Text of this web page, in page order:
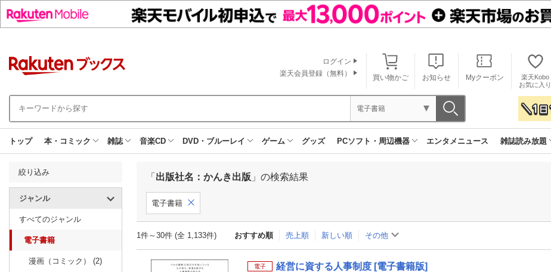
買い物かご お知らせ Myクーポン
楽天Kobo
お気に入り
ログイン
楽天会員登録（無料）
電子書籍
トップ 本・コミック 雑誌 音楽CD DVD・ブルーレイ ゲーム グッズ PCソフト・周辺機器 エンタメニュース 雑誌読み放題
絞り込み
ジャンル
すべてのジャンル
電子書籍
漫画（コミック） (2)
「 出版社名：かんき出版 」の検索結果
電子書籍
1件～30件 (全 1,133件) おすすめ順 売上順 新しい順 その他
電子 経営に資する人事制度 [電子書籍版]